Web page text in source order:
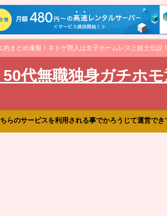
まとめ速報！ネトゲ廃人は女子ホームレス三銃士伝説
代無職独身ガチホ
らのサービスを利用される事でかろうじて運営で